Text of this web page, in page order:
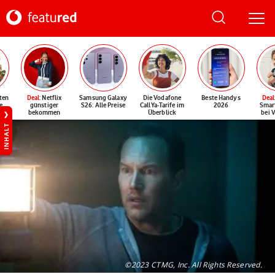
Deal: Netflix
günstiger
bekommen
Samsung Galaxy
S26: Alle Preise
Die Vodafone
CallYa-Tarife im
Überblick
Beste Handys
2026
Deal
bei
INHALT
©2023 CTMG, Inc. All Rights Reserved.